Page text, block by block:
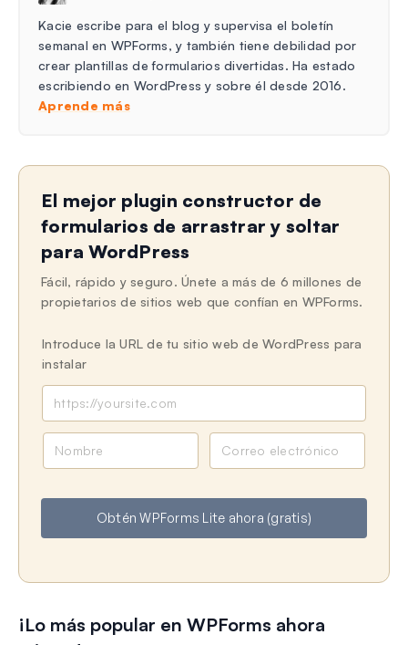
Kacie escribe para el blog y supervisa el boletín
semanal en WPForms, y también tiene debilidad por
crear plantillas de formularios divertidas. Ha estado
escribiendo en WordPress y sobre él desde 2016.
Aprende más
El mejor plugin constructor de
formularios de arrastrar y soltar
para WordPress
Fácil, rápido y seguro. Únete a más de 6 millones de
propietarios de sitios web que confían en WPForms.
Introduce la URL de tu sitio web de WordPress para
instalar
b
e
r
e
o
l
c
Obtén WPForms Lite ahora (gratis)
¡Lo más popular en WPForms ahora